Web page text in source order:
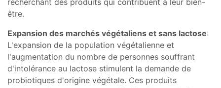
être.
Expansion des marchés végétaliens et sans lactose:
L'expansion de la population végétalienne et
l'augmentation du nombre de personnes souffrant
d'intolérance au lactose stimulent la demande de
probiotiques d'origine végétale. Ces produits